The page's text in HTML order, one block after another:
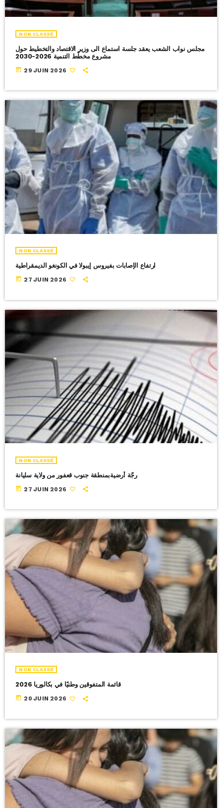
NON CLASSÉ
مجلس نواب الشعب يعقد جلسة استماع الى وزير الاقتصاد والتخطيط حول
مشروع مخطّط التنمية 2026-2030
today 29 JUIN 2026
NON CLASSÉ
ارتفاع الإصابات بفيروس إيبولا في الكونغو الديمقراطية
today 27 JUIN 2026
NON CLASSÉ
رجّة أرضيةبمنطقة جنوب قعفور من ولاية سليانة
today 27 JUIN 2026
NON CLASSÉ
قائمة المتفوقين وطنيًا في بكالوريا 2026
today 20 JUIN 2026